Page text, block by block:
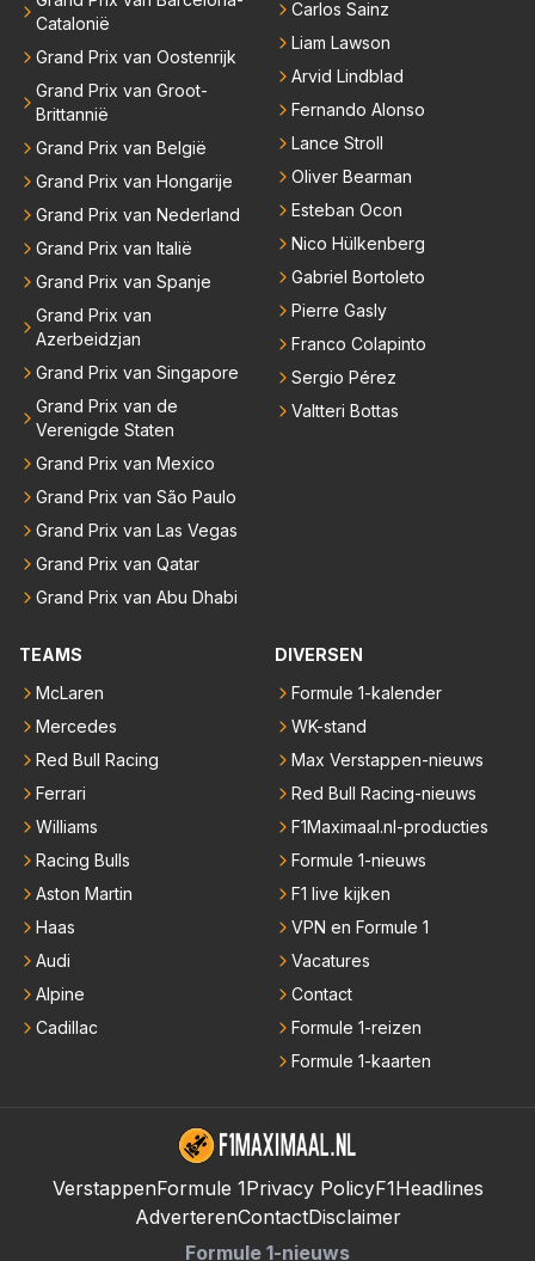
Catalonië
Grand Prix van Oostenrijk
Grand Prix van Groot-
Brittannië
Grand Prix van België
Grand Prix van Hongarije
Grand Prix van Nederland
Grand Prix van Italië
Grand Prix van Spanje
Grand Prix van
Azerbeidzjan
Grand Prix van Singapore
Grand Prix van de
Verenigde Staten
Grand Prix van Mexico
Grand Prix van São Paulo
Grand Prix van Las Vegas
Grand Prix van Qatar
Grand Prix van Abu Dhabi
Carlos Sainz
Liam Lawson
Arvid Lindblad
Fernando Alonso
Lance Stroll
Oliver Bearman
Esteban Ocon
Nico Hülkenberg
Gabriel Bortoleto
Pierre Gasly
Franco Colapinto
Sergio Pérez
Valtteri Bottas
TEAMS
McLaren
Mercedes
Red Bull Racing
Ferrari
Williams
Racing Bulls
Aston Martin
Haas
Audi
Alpine
Cadillac
DIVERSEN
Formule 1-kalender
WK-stand
Max Verstappen-nieuws
Red Bull Racing-nieuws
F1Maximaal.nl-producties
Formule 1-nieuws
F1 live kijken
VPN en Formule 1
Vacatures
Contact
Formule 1-reizen
Formule 1-kaarten
VerstappenFormule 1Privacy PolicyF1Headlines
AdverterenContactDisclaimer
Formule 1-nieuws